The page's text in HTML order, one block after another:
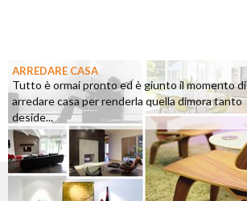
ARREDARE CASA
Tutto è ormai pronto ed è giunto il momento di
arredare casa per renderla quella dimora tanto
deside...